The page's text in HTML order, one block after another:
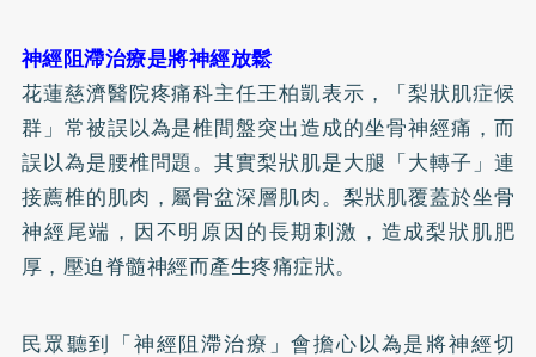
神經阻滯治療是將神經放鬆
花蓮慈濟醫院疼痛科主任王柏凱表示，「梨狀肌症候
群」常被誤以為是椎間盤突出造成的坐骨神經痛，而
誤以為是腰椎問題。其實梨狀肌是大腿「大轉子」連
接薦椎的肌肉，屬骨盆深層肌肉。梨狀肌覆蓋於坐骨
神經尾端，因不明原因的長期刺激，造成梨狀肌肥
厚，壓迫脊髓神經而產生疼痛症狀。
民眾聽到「神經阻滯治療」會擔心以為是將神經切